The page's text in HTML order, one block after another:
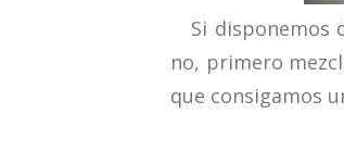
Si disponemos
no, primero
que consigamos